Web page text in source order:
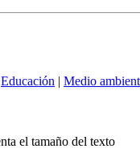
Educación | Medio